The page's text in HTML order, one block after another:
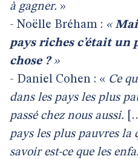
à gagner. »
- Noëlle Bréham : «
pays riches c’était un
chose ?»
- Daniel Cohen : « Ce
dans les pays les plus
passé chez nous aussi.
pays les plus pauvres la
savoir est-ce que les